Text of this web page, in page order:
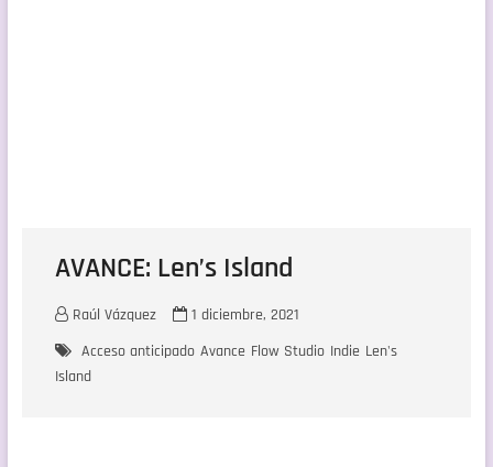
AVANCE: Len’s Island
Raúl Vázquez
1 diciembre, 2021
Acceso anticipado Avance Flow Studio Indie Len's
Island